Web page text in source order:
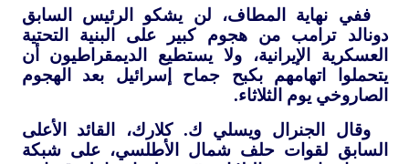
ففي نهاية المطاف، لن يشكو الرئيس السابق
دونالد ترامب من هجوم كبير على البنية التحتية
العسكرية الإيرانية، ولا يستطيع الديمقراطيون أن
يتحملوا اتهامهم بكبح جماح إسرائيل بعد الهجوم
الصاروخي يوم الثلاثاء.
وقال الجنرال ويسلي ك. كلارك، القائد الأعلى
السابق لقوات حلف شمال الأطلسي، على شبكة